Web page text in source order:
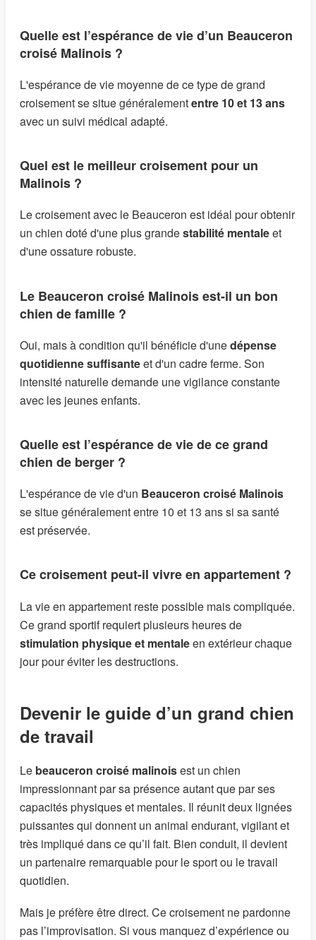
Quelle est l’espérance de vie d’un Beauceron
croisé Malinois ?
L'espérance de vie moyenne de ce type de grand
croisement se situe généralemententre 10 et 13 ans
avec un suivi médical adapté.
Quel est le meilleur croisement pour un
Malinois ?
Le croisement avec le Beauceron est idéal pour obtenir
un chien doté d'une plus grandestabilité mentaleet
d'une ossature robuste.
Le Beauceron croisé Malinois est-il un bon
chien de famille ?
Oui, mais à condition qu'il bénéficie d'unedépense
quotidienne suffisanteet d'un cadre ferme. Son
intensité naturelle demande une vigilance constante
avec les jeunes enfants.
Quelle est l’espérance de vie de ce grand
chien de berger ?
L'espérance de vie d'un Beauceron croisé Malinois
se situe généralement entre 10 et 13 ans si sa santé
est préservée.
Ce croisement peut-il vivre en appartement ?
La vie en appartement reste possible mais compliquée.
Ce grand sportif requiert plusieurs heures de
stimulation physique et mentaleen extérieur chaque
jour pour éviter les destructions.
Devenir le guide d’un grand chien
de travail
Le beauceron croisé malinoisest un chien
impressionnant par sa présence autant que par ses
capacités physiques et mentales. Il réunit deux lignées
puissantes qui donnent un animal endurant, vigilant et
très impliqué dans ce qu’il fait. Bien conduit, il devient
un partenaire remarquable pour le sport ou le travail
quotidien.
Mais je préfère être direct. Ce croisement ne pardonne
pas l’improvisation. Si vous manquez d’expérience ou